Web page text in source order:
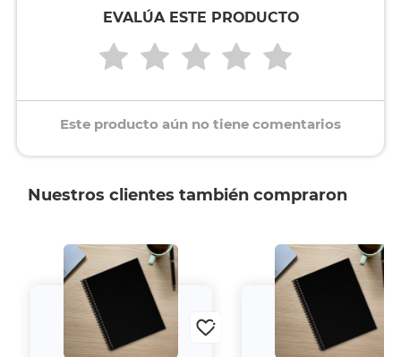
EVALÚA ESTE PRODUCTO
Este producto aún no tiene comentarios
Nuestros clientes también compraron